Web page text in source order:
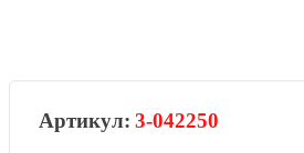
3-042250